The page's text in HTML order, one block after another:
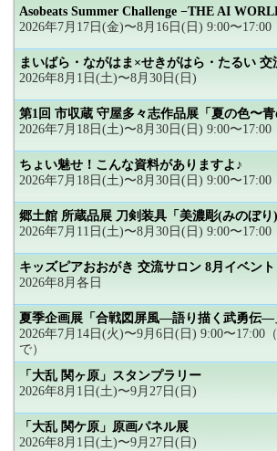
Asobeats Summer Challenge −THE AI
2026年7月17日(金)〜8月16日(日) 9:00〜17:00
まいばら・ながはま×せきがはら・たるい
2026年8月1日(土)〜8月30日(日)
第1回 市収蔵 守屋多々志作品展「夏の色〜青
2026年7月18日(土)〜8月30日(日) 9:00〜17:00
ちょい魅せ！こんな資料がありますよ♪
2026年7月18日(土)〜8月30日(日) 9:00〜17:00
郷土館 所蔵品展 刀剣装具「美濃彫(みのぼり
2026年7月11日(土)〜8月30日(日) 9:00〜17:00
キッズピアおおがき 交流サロン 8月イベント
2026年8月各日
夏季企画展「合戦図屏風―語り描く武勇伝―
2026年7月14日(火)〜9月6日(日) 9:00〜17:00
で）
「大乱 関ヶ原」スタンプラリー
2026年8月1日(土)〜9月27日(日)
「大乱 関ケ原」原画パネル展
2026年8月1日(土)〜9月27日(日)